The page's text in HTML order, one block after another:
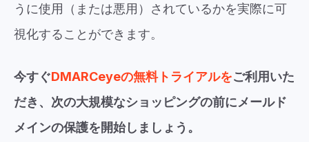
うに使用（または悪用）されているかを実際に可
視化することができます。
今すぐDMARCeyeの無料トライアルをご利用いた
だき、次の大規模なショッピングの前にメールド
メインの保護を開始しましょう。